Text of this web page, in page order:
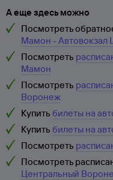
А еще здесь можно
Посмотреть
Мамон - Автовокзал
Посмотреть
Мамон
Посмотреть
Воронеж
Купить билеты на
Купить билеты на
Посмотреть
Посмотреть
Центральный